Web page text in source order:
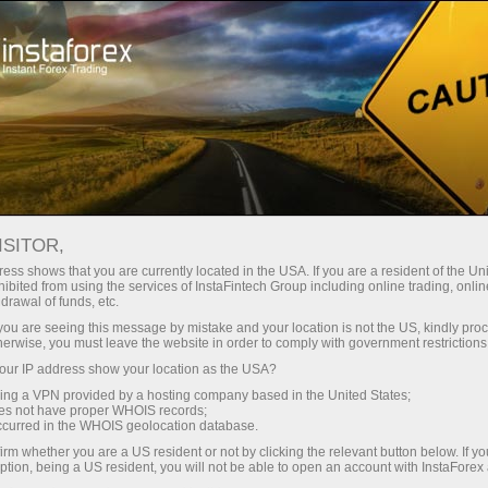
Швидке відкриття рахунку Торгова платформа
Інвесторам Партнерам
игре
рахунок
Календарь трейдера на 28 марта: В тарифной игре Трампа победителей не будет?
будет?
shows that you are currently located in the USA. If you are a resident of the
from using the services of InstaFintech Group including online trading,
of funds, etc.
are seeing this message by mistake and your location is not the US, kindly
you must leave the website in order to comply with government
IP address show your location as the USA?
a VPN provided by a hosting company based in the United States;
not have proper WHOIS records;
in the WHOIS geolocation database.
whether you are a US resident or not by clicking the relevant button below. If
being a US resident, you will not be able to open an account with InstaForex